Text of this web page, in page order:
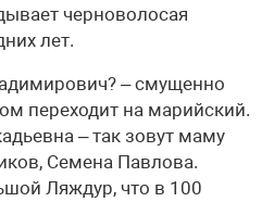
черноволосая
лет.
– смущенно
переходит на марийский.
– так зовут маму
Семена Павлова.
Ляждур, что в 100